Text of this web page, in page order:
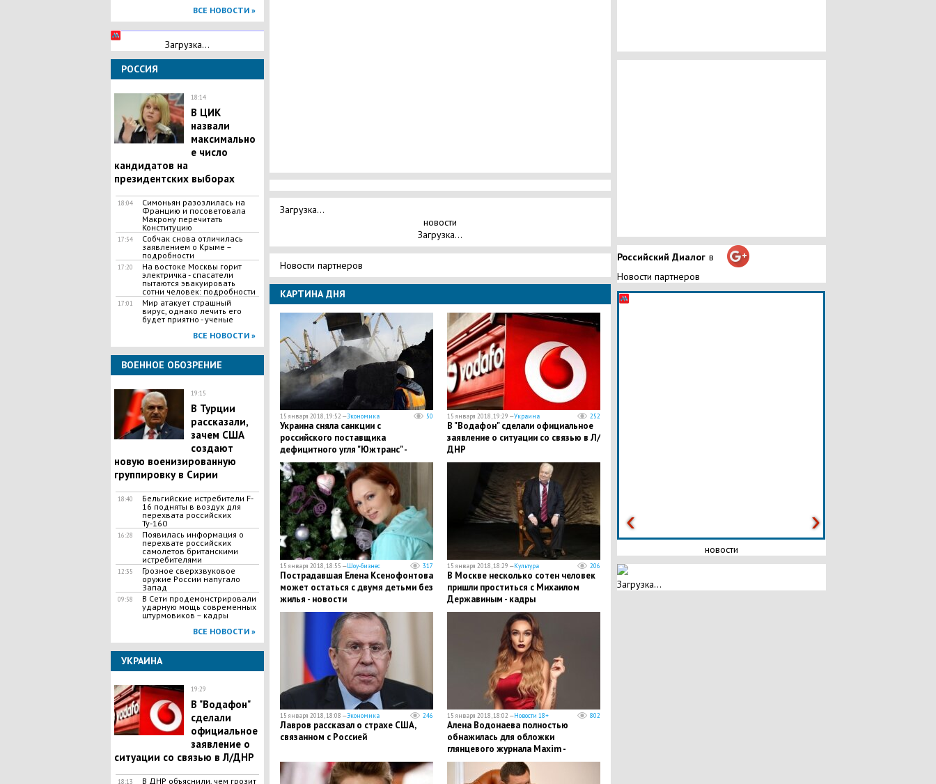
ВСЕ НОВОСТИ »
Загрузка...
РОССИЯ
18:14
В ЦИК
назвали
максимально
е число
кандидатов на
президентских выборах
18:04
Симоньян разозлилась на
Францию и посоветовала
Макрону перечитать
Конституцию
17:54
Собчак снова отличилась
заявлением о Крыме –
подробности
17:20
На востоке Москвы горит
электричка - спасатели
пытаются эвакуировать
сотни человек: подробности
17:01
Мир атакует страшный
вирус, однако лечить его
будет приятно - ученые
ВСЕ НОВОСТИ »
ВОЕННОЕ ОБОЗРЕНИЕ
19:15
В Турции
рассказали,
зачем США
создают
новую военизированную
группировку в Сирии
18:40
Бельгийские истребители F-
16 подняты в воздух для
перехвата российских
Ту-160
16:28
Появилась информация о
перехвате российских
самолетов британскими
истребителями
12:35
Грозное сверхзвуковое
оружие России напугало
Запад
09:58
В Сети продемонстрировали
ударную мощь современных
штурмовиков – кадры
ВСЕ НОВОСТИ »
УКРАИНА
19:29
В "Водафон"
сделали
официальное
заявление о
ситуации со связью в Л/ДНР
18:13
В ДНР объяснили, чем грозит
Загрузка...
новости
Загрузка...
Новости партнеров
КАРТИНА ДНЯ
15 января 2018, 19:52 —Экономика 50
Украина сняла санкции с
российского поставщика
дефицитного угля "Южтранс" -
детали
15 января 2018, 19:29 —Украина 252
В "Водафон" сделали официальное
заявление о ситуации со связью в Л/
ДНР
15 января 2018, 18:55 —Шоу-бизнес 317
​Пострадавшая Елена Ксенофонтова
может остаться с двумя детьми без
жилья - новости
15 января 2018, 18:29 —Культура 206
​В Москве несколько сотен человек
пришли проститься с Михаилом
Державиным - кадры
15 января 2018, 18:08 —Экономика 246
Лавров рассказал о страхе США,
связанном с Россией
15 января 2018, 18:02 —Новости 18+ 802
Алена Водонаева полностью
обнажилась для обложки
глянцевого журнала Maxim -
откровенные кадры
Российский Диалог в
Новости партнеров
новости
Загрузка...